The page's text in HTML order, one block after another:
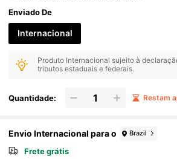
Enviado De
Internacional
Produto Internacional sujeito à
tributos estaduais e federais.
Quantidade: Restam
Envio Internacional para o Brazil
Frete grátis